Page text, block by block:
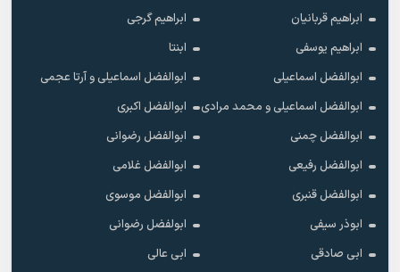
ابراهیم قربانیان
ابراهیم گرجی
ابراهیم یوسفی
ابنتا
ابوالفضل اسماعیلی
ابوالفضل اسماعیلی و آرتا عجمی
ابوالفضل اسماعیلی و محمد مرادی
ابوالفضل اکبری
ابوالفضل چمنی
ابوالفضل رضوانی
ابوالفضل رفیعی
ابوالفضل غلامی
ابوالفضل قنبری
ابوالفضل موسوی
ابوذر سیفی
ابولفضل رضوانی
ابی صادقی
ابی عالی